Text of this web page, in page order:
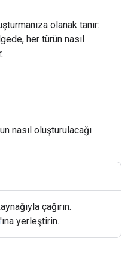
olanak tanır:
her türün nasıl
nasıl oluşturulacağı
çağırın.
'ına yerleştirin.